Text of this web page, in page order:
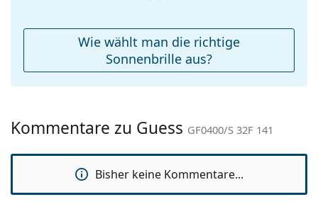
Reinigungstuch:
Ja
Marke:
Guess
Verwendung:
Mode
GF0400/S 32F 141
Wie wählt man die richtige
Sonnenbrille aus?
Kommentare zu Guess GF0400/S 32F 141
Bisher keine Kommentare...